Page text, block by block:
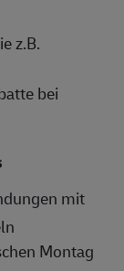
z.B.
bei
mit
Montag